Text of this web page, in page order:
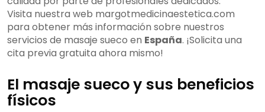
Visita nuestra web margotmedicinaestetica.com
para obtener más información sobre nuestros
servicios de masaje sueco en España. ¡Solicita una
cita previa gratuita ahora mismo!
El masaje sueco y sus beneficios
físicos